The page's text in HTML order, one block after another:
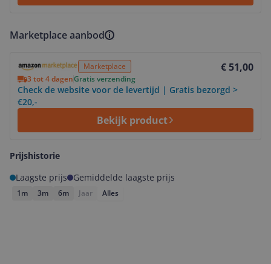
Marketplace aanbod
Marketplace € 51,00
3 tot 4 dagenGratis verzending
Check de website voor de levertijd | Gratis bezorgd >
€20,-
Bekijk product
Prijshistorie
Laagste prijs
Gemiddelde laagste prijs
1m 3m 6m Jaar Alles